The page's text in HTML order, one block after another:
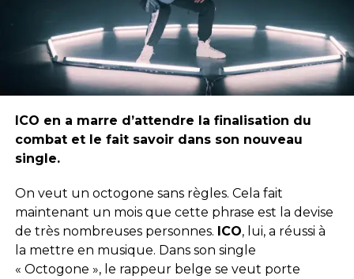
ICO en a marre d’attendre la finalisation du
combat et le fait savoir dans son nouveau
single.
On veut un octogone sans règles. Cela fait
maintenant un mois que cette phrase est la devise
de très nombreuses personnes. ICO, lui, a réussi à
la mettre en musique. Dans son single
« Octogone », le rappeur belge se veut porte